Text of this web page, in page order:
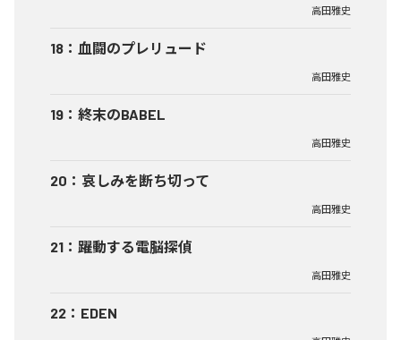
高田雅史
18 ： 血闘のプレリュード
高田雅史
19 ： 終末のBABEL
高田雅史
20 ： 哀しみを断ち切って
高田雅史
21 ： 躍動する電脳探偵
高田雅史
22 ： EDEN